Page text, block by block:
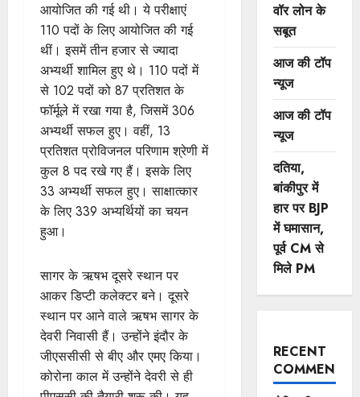
आयोजित की गई थी। ये परीक्षाएं
110 पदों के लिए आयोजित की गई
थीं। इसमें तीन हजार से ज्यादा
अभ्यर्थी शामिल हुए थे। 110 पदों में
से 102 पदों को 87 प्रतिशत के
फॉर्मूले में रखा गया है, जिसमें 306
अभ्यर्थी सफल हुए। वहीं, 13
प्रतिशत प्रोविजनल परिणाम श्रेणी में
कुल 8 पद रखे गए हैं। इसके लिए
33 अभ्यर्थी सफल हुए। साक्षात्कार
के लिए 339 अभ्यर्थियों का चयन
हुआ।
सागर के ऋषभ दूसरे स्थान पर
आकर डिप्टी कलेक्टर बने। दूसरे
स्थान पर आने वाले ऋषभ सागर के
देवरी निवासी हैं। उन्होंने इंदौर के
जीएससीसी से बीए और एमए किया।
कोरोना काल में उन्होंने देवरी से ही
वॉर लोन के
सबूत
आज की टॉप
न्यूज
आज की टॉप
न्यूज
दतिया,
बांकीपुर में
हार पर BJP
में घमासान,
पूर्व CM से
मिले PM
RECENT
COMMENTS